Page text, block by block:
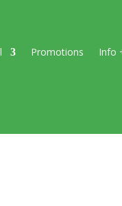
Promotions Info